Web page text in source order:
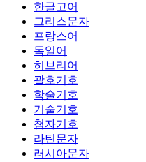
한글고어
그리스문자
프랑스어
독일어
히브리어
괄호기호
학술기호
기술기호
첨자기호
라틴문자
러시아문자